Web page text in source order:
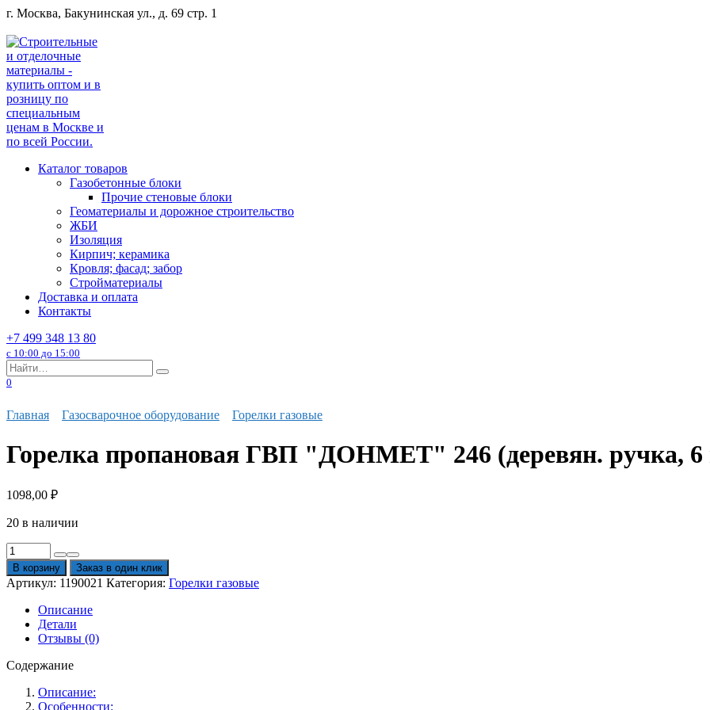
Перейти
содержанию
г. Москва, Бакунинская ул., д. 69 стр. 1
Каталог товаров
Газобетонные блоки
Прочие стеновые блоки
Геоматериалы и дорожное строительство
ЖБИ
Изоляция
Кирпич; керамика
Кровля; фасад; забор
Стройматериалы
Доставка и оплата
Контакты
+7 499 348 13 80
с 10:00 до 15:00
Search
for:
0
Главная Газосварочное оборудование Горелки газовые
Горелка пропановая ГВП "ДОНМЕТ" 246 (деревян. ручка,
1098,00 ₽
20 в наличии
Количество
товара
Горелка
пропановая
ГВП
"ДОНМЕТ"
(деревян.
ручка,
В корзину Заказ в один клик
Артикул: 1190021 Категория: Горелки газовые
Описание
Детали
Отзывы (0)
Содержание
Описание:
Особенности: